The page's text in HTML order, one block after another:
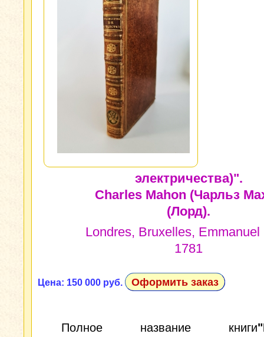
электричества)".
Charles Mahon (Чарльз
(Лорд).
Londres, Bruxelles, Emmanuel
1781
Цена: 150 000 руб. Оформить заказ
Полное название книги